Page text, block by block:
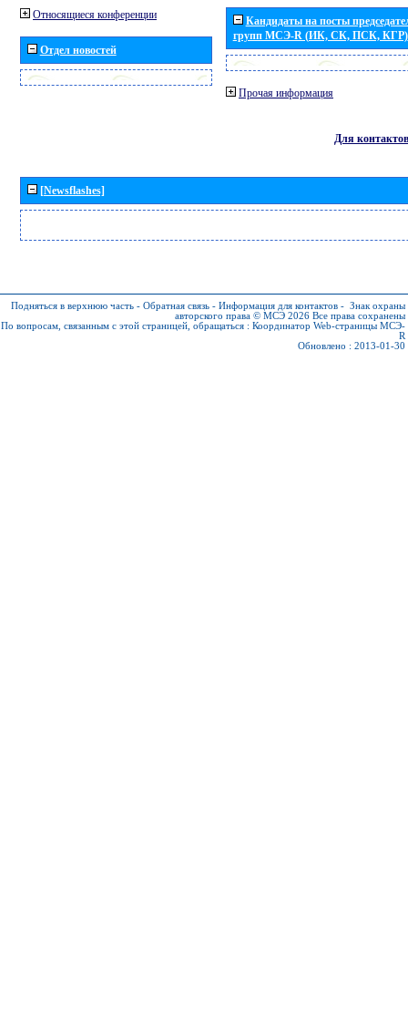
Относящиеся конференции
Отдел новостей
Кандидаты на посты
групп МСЭ-R (ИК, СК, ПСК, КГР)
Прочая информация
Для контактов
[Newsflashes]
Подняться в верхнюю часть - Обратная связь - Информация для контактов - Знак охраны
авторского права © МСЭ 2026 Все права сохранены
По вопросам, связанным с этой страницей, обращаться : Координатор Web-страницы МСЭ-
R
Обновлено : 2013-01-30